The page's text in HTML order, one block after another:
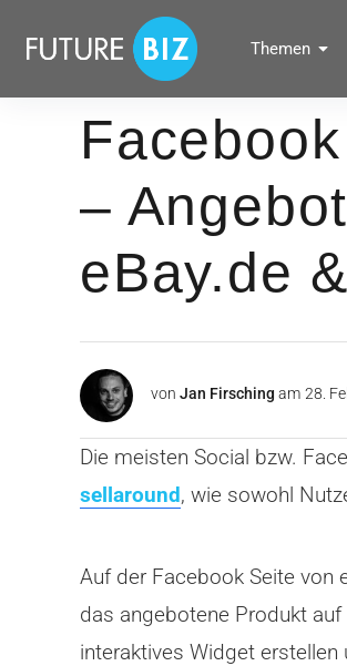
überspringen
FUTUREBIZ
Social Media Marketing Blog fürThemen
–
eBay.de
von Jan Firsching am 28.
Die meisten Social bzw.
sellaround, wie sowohl
Auf der Facebook Seite von
das angebotene Produkt
interaktives Widget